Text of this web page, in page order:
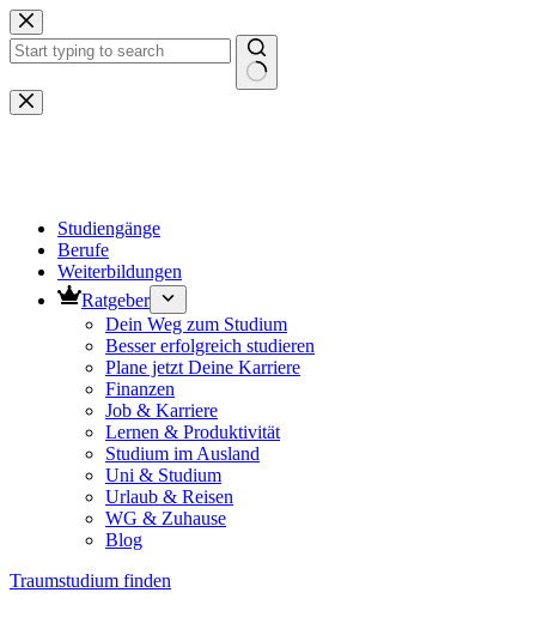
Zum
Inhalt
springen
Keine
Ergebnisse
Studiengänge
Berufe
Weiterbildungen
Ratgeber
Dein Weg zum Studium
Besser erfolgreich studieren
Plane jetzt Deine Karriere
Finanzen
Job & Karriere
Lernen & Produktivität
Studium im Ausland
Uni & Studium
Urlaub & Reisen
WG & Zuhause
Blog
Traumstudium finden